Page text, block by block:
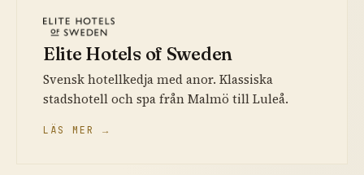
Elite Hotels of Sweden
Svensk hotellkedja med anor. Klassiska
stadshotell och spa från Malmö till Luleå.
LÄS MER →